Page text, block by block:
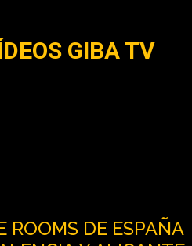
GIBA TV
ROOMS DE ESPAÑA